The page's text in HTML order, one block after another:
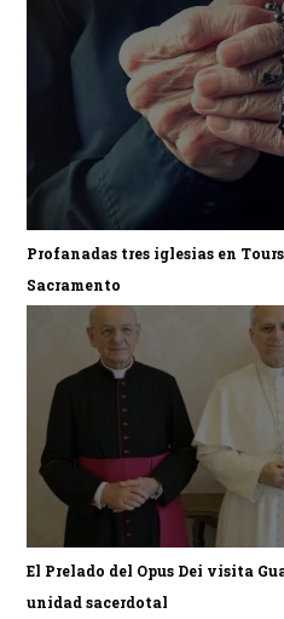
Profanadas tres iglesias en
Sacramento
El Prelado del Opus Dei visita
unidad sacerdotal